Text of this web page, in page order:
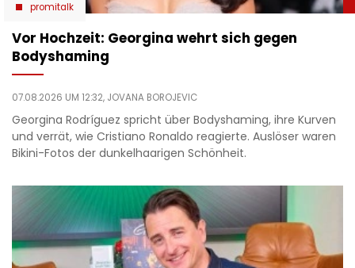
promitalk
Vor Hochzeit: Georgina wehrt sich gegen
Bodyshaming
07.08.2026 UM 12:32, JOVANA BOROJEVIC
Georgina Rodríguez spricht über Bodyshaming, ihre Kurven
und verrät, wie Cristiano Ronaldo reagierte. Auslöser waren
Bikini-Fotos der dunkelhaarigen Schönheit.